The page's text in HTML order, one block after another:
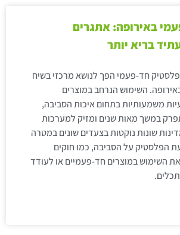
באירופה: אתגרים
בריא יותר
חד-פעמי הפך לנושא מרכזי בשיח
באירופה. השימוש הנרחב במוצרים
משמעותיות בתחום איכות הסביבה,
במשך מאות שנים ומזיק למערכות
שונות נוקטות בצעדים שונים במטרה
הפלסטיק על הסביבה, כמו חוקים
השימוש במוצרים חד-פעמיים או לעודד